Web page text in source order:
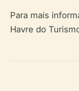
Para mais
Havre do